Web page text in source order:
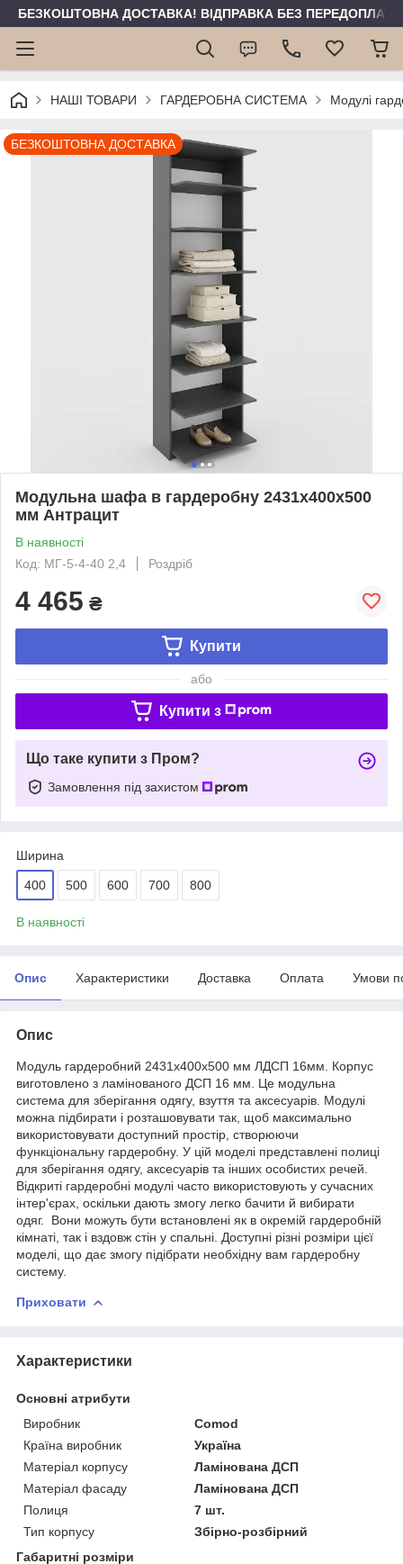
БЕЗКОШТОВНА ДОСТАВКА! ВІДПРАВКА БЕЗ ПЕРЕДОПЛАТИ
НАШІ ТОВАРИ ГАРДЕРОБНА СИСТЕМА Модулі
БЕЗКОШТОВНА ДОСТАВКА
Модульна шафа в гардеробну 2431х400х500
мм Антрацит
В наявності
Код: МГ-5-4-40 2,4
Роздріб
4 465 ₴
Купити
або
Купити з
Що таке купити з Пром?
Замовлення під захистом
Ширина
400 500 600 700 800
В наявності
Опис Характеристики Доставка Оплата Умови
Опис
Модуль гардеробний 2431х400х500 мм ЛДСП 16мм. Корпус
виготовлено з ламінованого ДСП 16 мм. Це модульна
система для зберігання одягу, взуття та аксесуарів. Модулі
можна підбирати і розташовувати так, щоб максимально
використовувати доступний простір, створюючи
функціональну гардеробну. У цій моделі представлені полиці
для зберігання одягу, аксесуарів та інших особистих речей.
Відкриті гардеробні модулі часто використовують у сучасних
інтер'єрах, оскільки дають змогу легко бачити й вибирати
одяг. Вони можуть бути встановлені як в окремій гардеробній
кімнаті, так і вздовж стін у спальні. Доступні різні розміри цієї
моделі, що дає змогу підібрати необхідну вам гардеробну
систему.
Приховати
Характеристики
Основні атрибути
Виробник
Comod
Країна виробник
Україна
Матеріал корпусу
Ламінована ДСП
Матеріал фасаду
Ламінована ДСП
Полиця
7 шт.
Тип корпусу
Збірно-розбірний
Габаритні розміри